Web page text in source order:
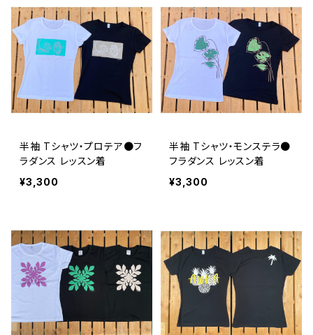
半袖 Tシャツ・プロテア●フ
ラダンス レッスン着
¥3,300
半袖 Tシャツ・モンステラ●
フラダンス レッスン着
¥3,300